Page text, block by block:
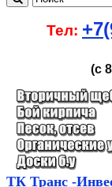
Тел:
(с
ТК Транс -